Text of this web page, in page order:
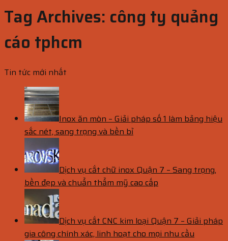
Tag Archives: công ty quảng
cáo tphcm
Tin tức mới nhất
Inox ăn mòn – Giải pháp số 1 làm bảng hiệu
sắc nét, sang trọng và bền bỉ
Dịch vụ cắt chữ inox Quận 7 – Sang trọng,
bền đẹp và chuẩn thẩm mỹ cao cấp
Dịch vụ cắt CNC kim loại Quận 7 – Giải pháp
gia công chính xác, linh hoạt cho mọi nhu cầu